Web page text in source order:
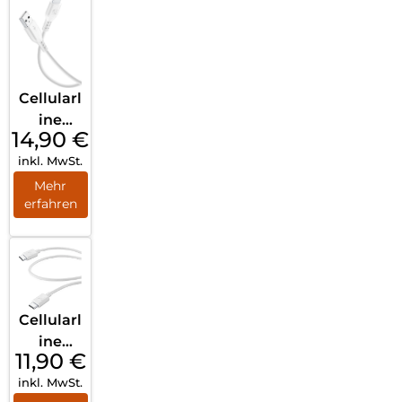
gefloch
2m
Silbergr
au
Cellularl
ine
Power
Data
Cable
0,6 m
Lightni
ng Weiß
14,90 €
inkl. MwSt.
Mehr
erfahren
Cellularl
ine
Power
Data
11,90 €
inkl. MwSt.